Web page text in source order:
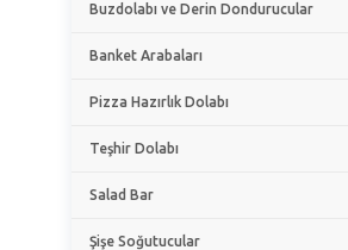
Buzdolabı ve Derin Dondurucular
Banket Arabaları
Pizza Hazırlık Dolabı
Teşhir Dolabı
Salad Bar
Şişe Soğutucular